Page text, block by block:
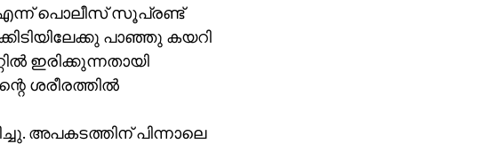
എന്ന് പൊലീസ് സൂപ്രണ്ട്
പാഞ്ഞു കയറി
ഇരിക്കുന്നതായി
ശരീരത്തില്‍
അപകടത്തിന് പിന്നാലെ